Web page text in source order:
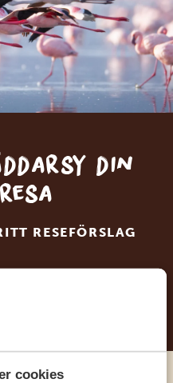
cookies
din
RESEFÖRSLAG
DRÖMRESA